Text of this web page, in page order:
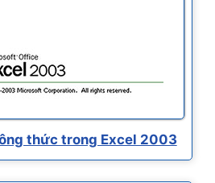
thức trong Excel 2003